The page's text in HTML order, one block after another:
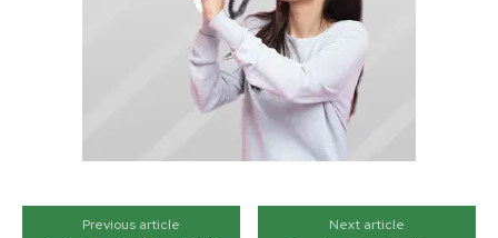
Previous article Next article